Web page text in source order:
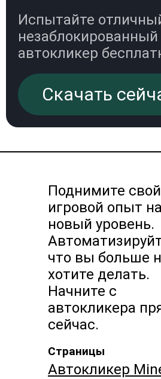
Испытайте
незаблокированный
автокликер
Скачать
Поднимите свой
игровой опыт на
новый уровень.
что вы больше
хотите делать.
Начните с
автокликера
сейчас.
Страницы
Автокликер